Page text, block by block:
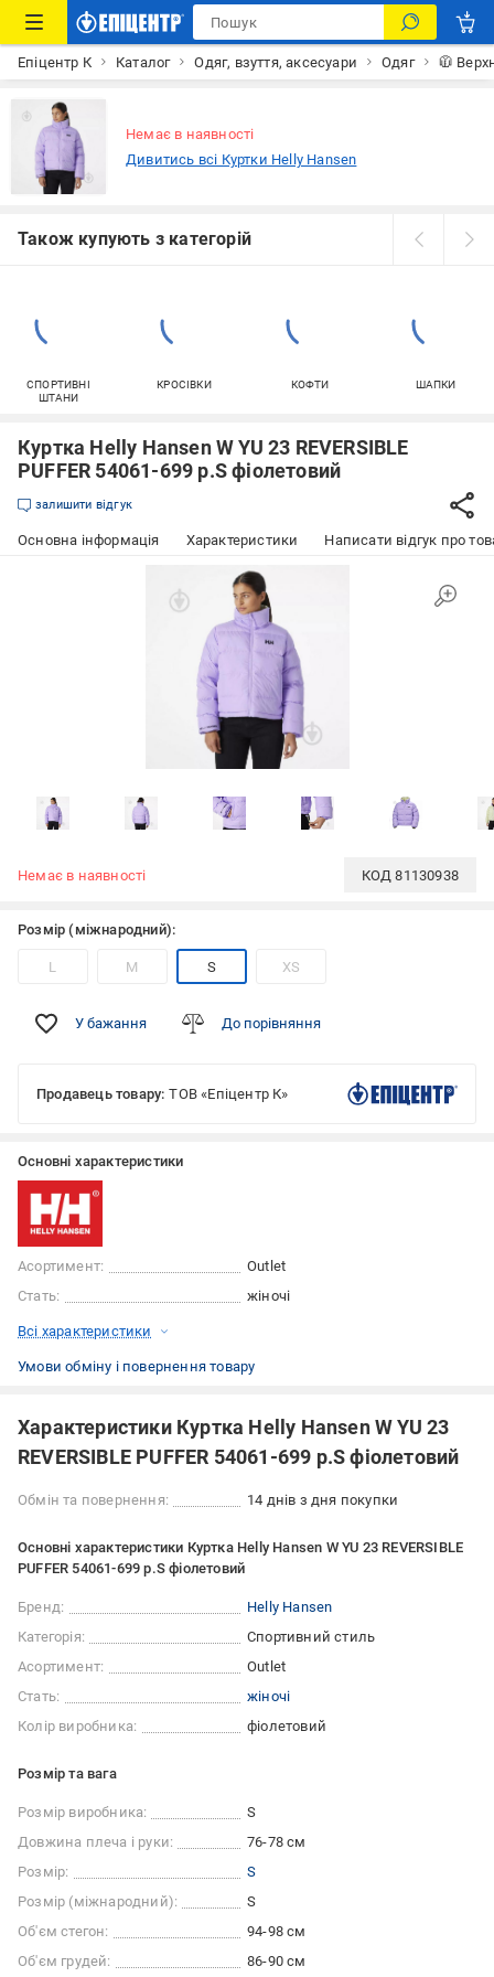
Епіцентр К Каталог Одяг, взуття, аксесуари Одяг 🧥
Немає в наявності
Дивитись всі Куртки Helly Hansen
Також купують з категорій
СПОРТИВНІ
ШТАНИ
КРОСІВКИ КОФТИ ШАПКИ
Куртка Helly Hansen W YU 23 REVERSIBLE
PUFFER 54061-699 р.S фіолетовий
залишити відгук
Основна інформація Характеристики Написати відгук про
Немає в наявності КОД81130938
Розмір (міжнародний):
L M S XS
У бажання До порівняння
Продавець товару: ТОВ «Епіцентр К»
Основні характеристики
Асортимент:
Outlet
Стать:
жіночі
Всі характеристики
Умови обміну і повернення товару
Характеристики Куртка Helly Hansen W YU 23
REVERSIBLE PUFFER 54061-699 р.S фіолетовий
Обмін та повернення: 14 днів з дня покупки
Основні характеристики Куртка Helly Hansen W YU 23 REVERSIBLE
PUFFER 54061-699 р.S фіолетовий
Бренд:
Helly Hansen
Категорія:
Спортивний стиль
Асортимент:
Outlet
Стать:
жіночі
Колір виробника:
фіолетовий
Розмір та вага
Розмір виробника:
S
Довжина плеча і руки:
76-78 см
Розмір:
S
Розмір (міжнародний):
S
Об'єм стегон:
94-98 см
Об'єм грудей:
86-90 см